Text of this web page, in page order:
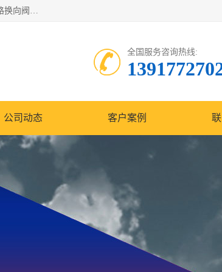
永嘉宣久机械科技有限公司主营：Y型换向阀、粉体换向阀、板式换向阀、三通换向阀、三通换向器、三通分路阀、管路换向阀等产品及服务。
全国服务咨询热线:
公司动态 客户案例